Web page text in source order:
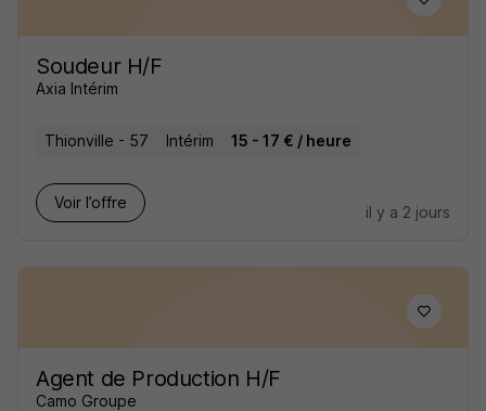
Soudeur H/F
Axia Intérim
Thionville - 57 Intérim 15 - 17 € / heure
Voir l’offre
il y a 2 jours
Agent de Production H/F
Camo Groupe